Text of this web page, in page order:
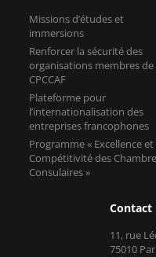
Missions d’études et
immersions
Renforcer la sécurité des
organisations membres de
CPCCAF
Plateforme pour
l’internationalisation des
entreprises francophones
Programme « Excellence et
Compétitivité des
Consulaires »
Contact
11, rue
75010